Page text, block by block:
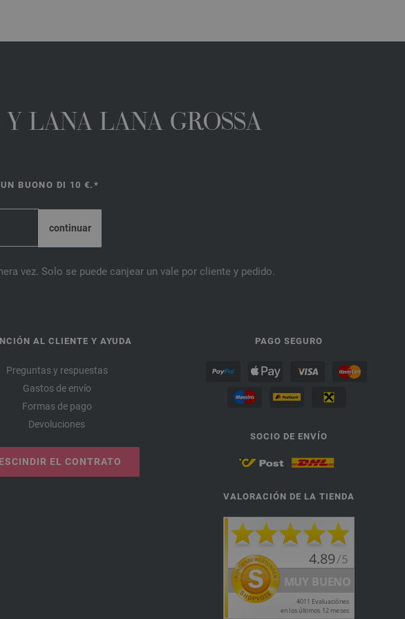
LANA LANA GROSSA
BUONO DI 10 €.*
vez. Solo se puede canjear un vale por cliente y pedido.
AL CLIENTE Y AYUDA
Preguntas y respuestas
Gastos de envío
Formas de pago
Devoluciones
EL CONTRATO
PAGO SEGURO
SOCIO DE ENVÍO
VALORACIÓN DE LA TIENDA